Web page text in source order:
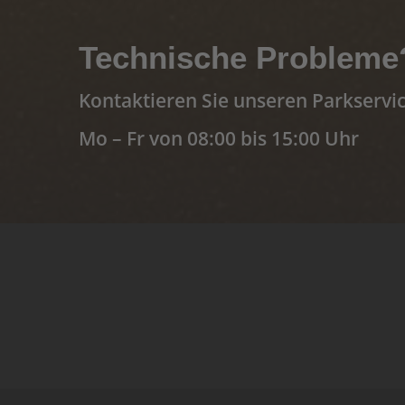
Technische
Kontaktieren Sie unseren
Mo – Fr von 08:00 bis 15:00 Uhr